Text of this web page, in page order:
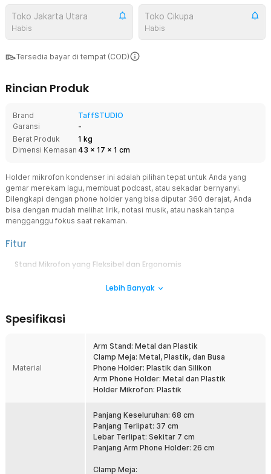
Toko Jakarta Utara
Habis
Toko Cikupa
Habis
Tersedia bayar di tempat (COD)
Rincian Produk
Brand
TaffSTUDIO
Garansi
-
Berat Produk
1 kg
Dimensi Kemasan 43 x 17 x 1 cm
Holder mikrofon kondenser ini adalah pilihan tepat untuk Anda yang
gemar merekam lagu, membuat podcast, atau sekadar bernyanyi.
Dilengkapi dengan phone holder yang bisa diputar 360 derajat, Anda
bisa dengan mudah melihat lirik, notasi musik, atau naskah tanpa
mengganggu fokus saat rekaman.
Fitur
Stand Mikrofon yang Fleksibel dan Ergonomis
fleksibel. Boom arm ini dapat disesuaikan tingginya, sehingga Anda
leluasa mengatur alat lain atau membaca catatan saat bernyanyi,
Phone Holder untuk Kemudahan Maksimal
Dilengkapi dengan phone holder yang dapat membantu Anda saat
ingin melihat lirik lagu, naskah, atau notasi musik sambil tetap fokus
pada rekaman. Holder ini dapat diposisikan sesuai kenyamanan
Anda, baik secara vertikal maupun horizontal, memberikan
Boom Arm yang Dapat Disesuaikan
Desain boom arm pada stand ini memungkinkan penyesuaian
ketinggian dan sudut mikrofon dengan mudah. Anda bisa
menyesuaikan posisi mikrofon agar sesuai dengan kebutuhan
rekaman Anda, baik saat duduk, berdiri, atau dalam posisi lainnya.
Lebih Banyak
Spesifikasi
Material
Arm Stand: Metal dan Plastik
Clamp Meja: Metal, Plastik, dan Busa
Phone Holder: Plastik dan Silikon
Arm Phone Holder: Metal dan Plastik
Holder Mikrofon: Plastik
Panjang Keseluruhan: 68 cm
Panjang Terlipat: 37 cm
Lebar Terlipat: Sekitar 7 cm
Panjang Arm Phone Holder: 26 cm
Clamp Meja: